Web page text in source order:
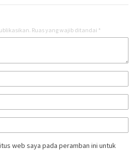
Ruas yang wajib ditandai *
web saya pada peramban ini untuk